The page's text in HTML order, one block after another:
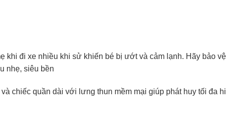
khi đi xe nhiều khi sử khiến bé bị ướt và cảm lạnh. Hãy bảo
nhẹ, siêu bền
chiếc quần dài với lưng thun mềm mại giúp phát huy tối đa